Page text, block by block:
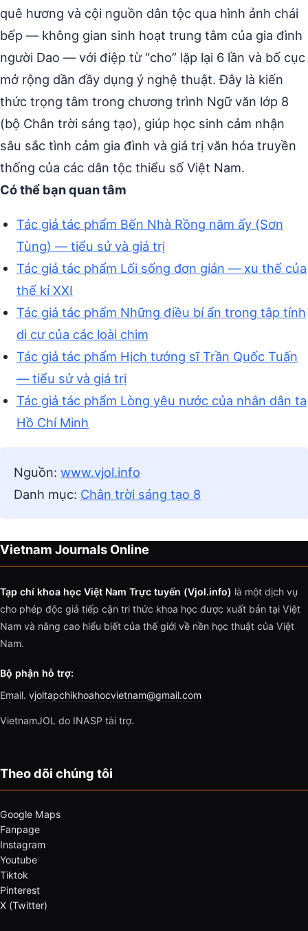
quê hương và cội nguồn dân tộc qua hình ảnh chái
bếp — không gian sinh hoạt trung tâm của gia đình
người Dao — với điệp từ “cho” lặp lại 6 lần và bố cục
mở rộng dần đầy dụng ý nghệ thuật. Đây là kiến
thức trọng tâm trong chương trình Ngữ văn lớp 8
(bộ Chân trời sáng tạo), giúp học sinh cảm nhận
sâu sắc tình cảm gia đình và giá trị văn hóa truyền
thống của các dân tộc thiểu số Việt Nam.
Có thể bạn quan tâm
Tác giả tác phẩm Bến Nhà Rồng năm ấy (Sơn
Tùng) — tiểu sử và giá trị
Tác giả tác phẩm Lối sống đơn giản — xu thế của
thế kỉ XXI
Tác giả tác phẩm Những điều bí ẩn trong tập tính
di cư của các loài chim
Tác giả tác phẩm Hịch tướng sĩ Trần Quốc Tuấn
— tiểu sử và giá trị
Tác giả tác phẩm Lòng yêu nước của nhân dân ta
Hồ Chí Minh
Nguồn: www.vjol.info
Danh mục: Chân trời sáng tạo 8
Vietnam Journals Online
Tạp chí khoa học Việt Nam Trực tuyến (Vjol.info) là một dịch vụ
cho phép độc giả tiếp cận tri thức khoa học được xuất bản tại Việt
Nam và nâng cao hiểu biết của thế giới về nền học thuật của Việt
Nam.
Bộ phận hỗ trợ:
Email. vjoltapchikhoahocvietnam@gmail.com
VietnamJOL do INASP tài trợ.
Theo dõi chúng tôi
Google Maps
Fanpage
Instagram
Youtube
Tiktok
Pinterest
X (Twitter)